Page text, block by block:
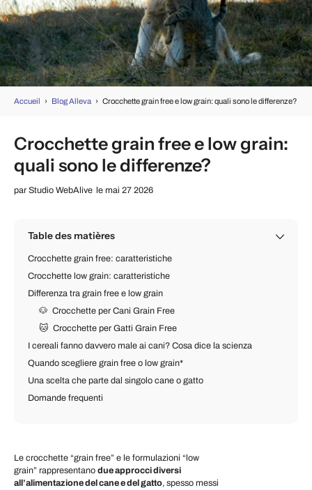
Accueil › Blog Alleva › Crocchette grain free e low grain: quali sono le differenze?
Crocchette grain free e low grain:
quali sono le differenze?
par Studio WebAlive le mai 27 2026
Table des matières
Crocchette grain free: caratteristiche
Crocchette low grain: caratteristiche
Differenza tra grain free e low grain
🐶 Crocchette per Cani Grain Free
🐱 Crocchette per Gatti Grain Free
I cereali fanno davvero male ai cani? Cosa dice la scienza
Quando scegliere grain free o low grain*
Una scelta che parte dal singolo cane o gatto
Domande frequenti
Le crocchette “grain free” e le formulazioni “low
grain” rappresentano due approcci diversi
all’alimentazione del cane e del gatto, spesso messi